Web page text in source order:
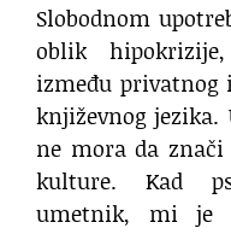
Slobodnom
oblik
između privatnog
književnog
ne mora da
kulture. Kad
umetnik, mi je